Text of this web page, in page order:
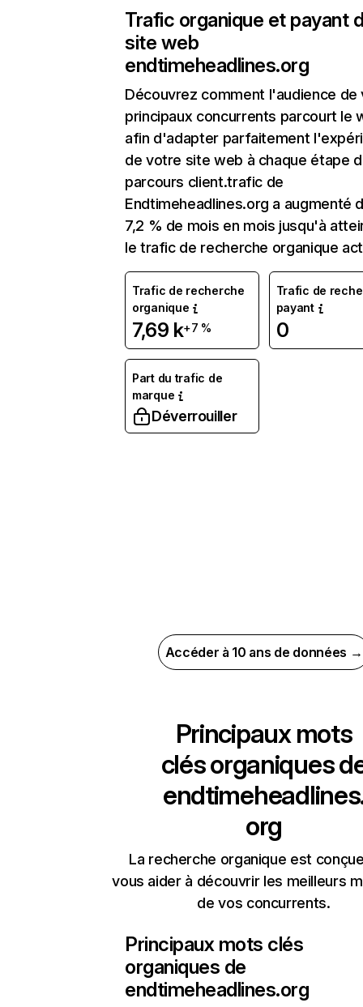
Trafic organique et payant
site web
endtimeheadlines.org
Découvrez comment l'audience de
principaux concurrents parcourt le
afin d'adapter parfaitement
de votre site web à chaque étape
parcours client.trafic de
Endtimeheadlines.org a augmenté
7,2 % de mois en mois jusqu'à
le trafic de recherche organique
Trafic de recherche
organique
7,69 k+7 %
Trafic de
payant
0
Part du trafic de
marque
Déverrouiller
Accéder à 10 ans de données →
Principaux mots
clés organiques
org
La recherche organique est
vous aider à découvrir les meilleurs
de vos concurrents.
Principaux mots clés
organiques de
endtimeheadlines.org